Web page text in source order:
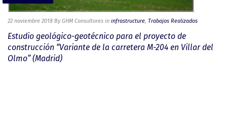
22 noviembre 2018 By GHM Consultores in infrastructure, Trabajos Realizados
Estudio geológico-geotécnico para el proyecto de
construcción “Variante de la carretera M-204 en Villar del
Olmo” (Madrid)